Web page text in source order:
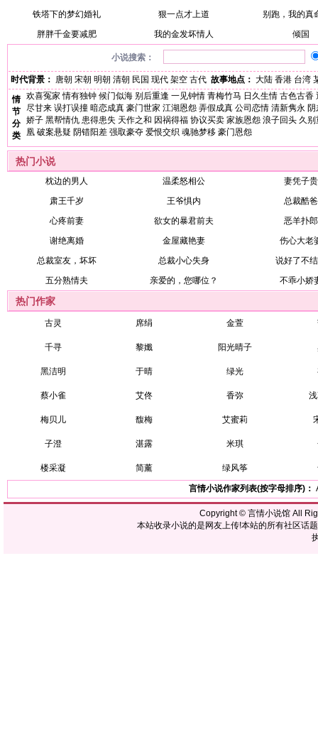
铁塔下的梦幻婚礼
狠一点才上道
别跑，我的真
胖胖千金要减肥
我的金发坏情人 倾国
小说搜索：
时代背景： 唐朝 宋朝 明朝 清朝 民国 现代 架空 古代 故事地点： 大陆 香港 台湾
情
节
分
类
欢喜冤家 情有独钟 候门似海 别后重逢 一见钟情 青梅竹马 日久生情 古色古香
尽甘来 误打误撞 暗恋成真 豪门世家 江湖恩怨 弄假成真 公司恋情 清新隽永
娇子 黑帮情仇 患得患失 天作之和 因祸得福 协议买卖 家族恩怨 浪子回头 久别
凰 破案悬疑 阴错阳差 强取豪夺 爱恨交织 魂驰梦移 豪门恩怨
热门小说
枕边的男人 温柔怒相公
妻凭子贵
肃王千岁
王爷惧内
总裁酷爸
心疼前妻
欲女的暴君前夫
恶羊扑郎
谢绝离婚
金屋藏艳妻
伤心大老
总裁室友，坏坏
总裁小心失身
说好了不
五分熟情夫
亲爱的，您哪位？ 不乖小娇
热门作家
古灵 席绢 金萱
千寻 黎孅 阳光晴子
黑洁明 于晴 绿光
蔡小雀 艾佟 香弥
梅贝儿 馥梅 艾蜜莉
子澄 湛露 米琪
楼采凝 简薰 绿风筝
言情小说作家列表(按字母排序)：
Copyright © 言情小说馆All
本站收录小说的是网友上传!本站的所有社区话